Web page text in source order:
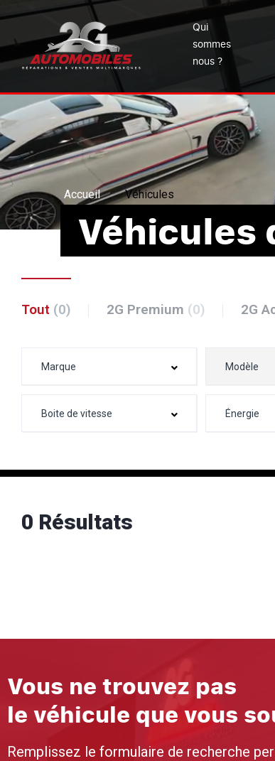
Qui
sommes
nous ?
Accueil Véhicules
Véhicules
Tout (0) 2G Premium (0) 2G
0 Résultats
Vous ne trouvez pas
le véhicule que vous
Remplissez le formulaire de recherche